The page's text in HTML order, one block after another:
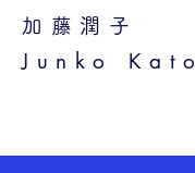
加藤潤子
Junko Kato